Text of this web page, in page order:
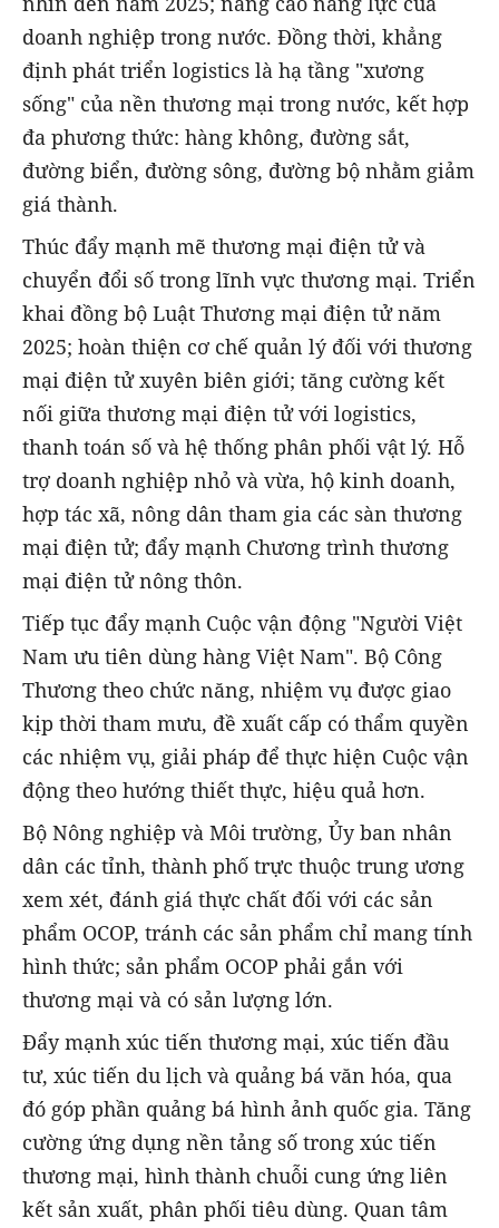
doanh nghiệp trong nước. Đồng thời, khẳng
định phát triển logistics là hạ tầng "xương
sống" của nền thương mại trong nước, kết hợp
đa phương thức: hàng không, đường sắt,
đường biển, đường sông, đường bộ nhằm giảm
giá thành.
Thúc đẩy mạnh mẽ thương mại điện tử và
chuyển đổi số trong lĩnh vực thương mại. Triển
khai đồng bộ Luật Thương mại điện tử năm
2025; hoàn thiện cơ chế quản lý đối với thương
mại điện tử xuyên biên giới; tăng cường kết
nối giữa thương mại điện tử với logistics,
thanh toán số và hệ thống phân phối vật lý. Hỗ
trợ doanh nghiệp nhỏ và vừa, hộ kinh doanh,
hợp tác xã, nông dân tham gia các sàn thương
mại điện tử; đẩy mạnh Chương trình thương
mại điện tử nông thôn.
Tiếp tục đẩy mạnh Cuộc vận động "Người Việt
Nam ưu tiên dùng hàng Việt Nam". Bộ Công
Thương theo chức năng, nhiệm vụ được giao
kịp thời tham mưu, đề xuất cấp có thẩm quyền
các nhiệm vụ, giải pháp để thực hiện Cuộc vận
động theo hướng thiết thực, hiệu quả hơn.
Bộ Nông nghiệp và Môi trường, Ủy ban nhân
dân các tỉnh, thành phố trực thuộc trung ương
xem xét, đánh giá thực chất đối với các sản
phẩm OCOP, tránh các sản phẩm chỉ mang tính
hình thức; sản phẩm OCOP phải gắn với
thương mại và có sản lượng lớn.
Đẩy mạnh xúc tiến thương mại, xúc tiến đầu
tư, xúc tiến du lịch và quảng bá văn hóa, qua
đó góp phần quảng bá hình ảnh quốc gia. Tăng
cường ứng dụng nền tảng số trong xúc tiến
thương mại, hình thành chuỗi cung ứng liên
kết sản xuất, phân phối tiêu dùng. Quan tâm